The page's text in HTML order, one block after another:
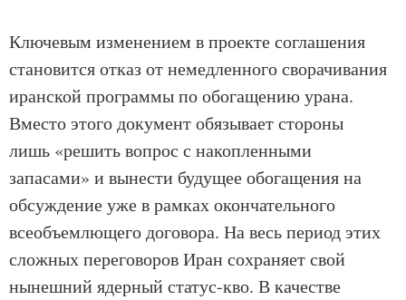
Ключевым изменением в проекте соглашения
становится отказ от немедленного сворачивания
иранской программы по обогащению урана.
Вместо этого документ обязывает стороны
лишь «решить вопрос с накопленными
запасами» и вынести будущее обогащения на
обсуждение уже в рамках окончательного
всеобъемлющего договора. На весь период этих
сложных переговоров Иран сохраняет свой
нынешний ядерный статус-кво. В качестве